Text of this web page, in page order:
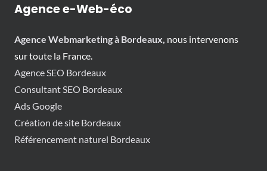
Agence e-Web-éco
Agence Webmarketing à Bordeaux, nous intervenons
sur toute la France.
Agence SEO Bordeaux
Consultant SEO Bordeaux
Ads Google
Création de site Bordeaux
Référencement naturel Bordeaux